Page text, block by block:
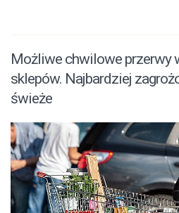
Możliwe chwilowe przerwy
sklepów. Najbardziej
świeże